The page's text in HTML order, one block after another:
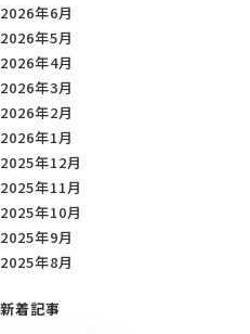
2026年6月
2026年5月
2026年4月
2026年3月
2026年2月
2026年1月
2025年12月
2025年11月
2025年10月
2025年9月
2025年8月
新着記事